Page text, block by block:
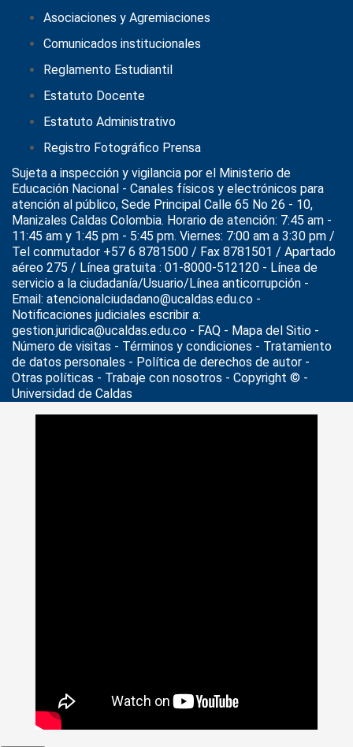
Noticias>Actualidad>Conozca listado de admitidos U.
Asociaciones y Agremiaciones
Comunicados institucionales
Reglamento Estudiantil
Estatuto Docente
Estatuto Administrativo
Registro Fotográfico Prensa
Sujeta a inspección y vigilancia por el Ministerio de
Educación Nacional - Canales físicos y electrónicos para
atención al público, Sede Principal Calle 65 No 26 - 10,
Manizales Caldas Colombia. Horario de atención: 7:45 am -
11:45 am y 1:45 pm - 5:45 pm. Viernes: 7:00 am a 3:30 pm /
Tel conmutador +57 6 8781500 / Fax 8781501 / Apartado
aéreo 275 / Línea gratuita : 01-8000-512120 - Línea de
servicio a la ciudadanía/Usuario/Línea anticorrupción -
Email: atencionalciudadano@ucaldas.edu.co -
Notificaciones judiciales escribir a:
gestion.juridica@ucaldas.edu.co - FAQ - Mapa del Sitio -
Número de visitas - Términos y condiciones - Tratamiento
de datos personales - Política de derechos de autor -
Otras políticas - Trabaje con nosotros - Copyright © -
Universidad de Caldas